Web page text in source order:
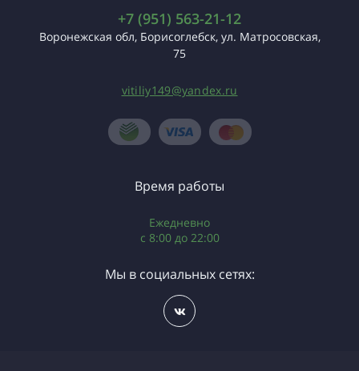
+7 (951) 563-21-12
Воронежская обл, Борисоглебск, ул. Матросовская,
75
vitiliy149@yandex.ru
Время работы
Ежедневно
с 8:00 до 22:00
Мы в социальных сетях: